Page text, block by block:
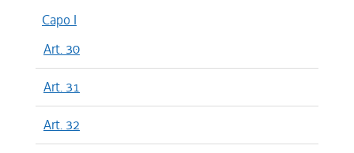
Capo I
Art. 30
Art. 31
Art. 32